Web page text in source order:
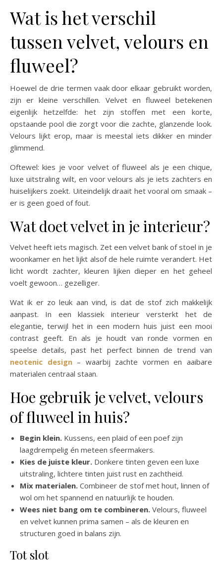
Wat is het verschil
tussen velvet, velours en
fluweel?
Hoewel de drie termen vaak door elkaar gebruikt worden,
zijn er kleine verschillen. Velvet en fluweel betekenen
eigenlijk hetzelfde: het zijn stoffen met een korte,
opstaande pool die zorgt voor die zachte, glanzende look.
Velours lijkt erop, maar is meestal iets dikker en minder
glimmend.
Oftewel: kies je voor velvet of fluweel als je een chique,
luxe uitstraling wilt, en voor velours als je iets zachters en
huiselijkers zoekt. Uiteindelijk draait het vooral om smaak –
er is geen goed of fout.
Wat doet velvet in je interieur?
Velvet heeft iets magisch. Zet een velvet bank of stoel in je
woonkamer en het lijkt alsof de hele ruimte verandert. Het
licht wordt zachter, kleuren lijken dieper en het geheel
voelt gewoon… gezelliger.
Wat ik er zo leuk aan vind, is dat de stof zich makkelijk
aanpast. In een klassiek interieur versterkt het de
elegantie, terwijl het in een modern huis juist een mooi
contrast geeft. En als je houdt van ronde vormen en
speelse details, past het perfect binnen de trend van
neotenic design– waarbij zachte vormen en aaibare
materialen centraal staan.
Hoe gebruik je velvet, velours
of fluweel in huis?
Begin klein. Kussens, een plaid of een poef zijn
laagdrempelig én meteen sfeermakers.
Kies de juiste kleur. Donkere tinten geven een luxe
uitstraling, lichtere tinten juist rust en zachtheid.
Mix materialen. Combineer de stof met hout, linnen of
wol om het spannend en natuurlijk te houden.
Wees niet bang om te combineren. Velours, fluweel
en velvet kunnen prima samen – als de kleuren en
structuren goed in balans zijn.
Tot slot